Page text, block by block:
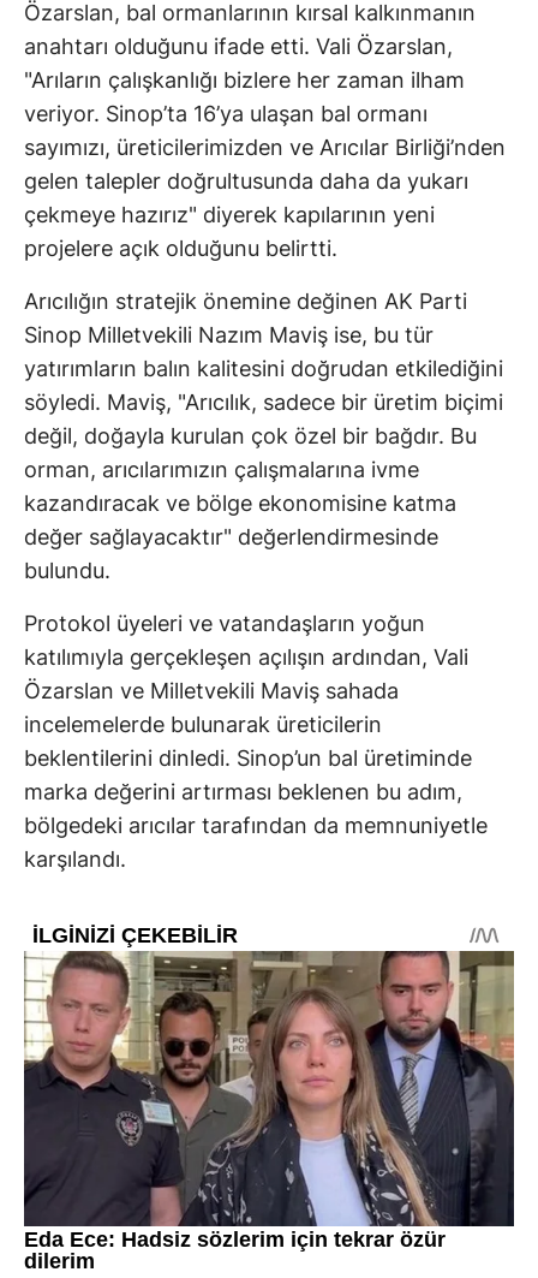
Özarslan, bal ormanlarının kırsal kalkınmanın
anahtarı olduğunu ifade etti. Vali Özarslan,
"Arıların çalışkanlığı bizlere her zaman ilham
veriyor. Sinop’ta 16’ya ulaşan bal ormanı
sayımızı, üreticilerimizden ve Arıcılar Birliği’nden
gelen talepler doğrultusunda daha da yukarı
çekmeye hazırız" diyerek kapılarının yeni
projelere açık olduğunu belirtti.
Arıcılığın stratejik önemine değinen AK Parti
Sinop Milletvekili Nazım Maviş ise, bu tür
yatırımların balın kalitesini doğrudan etkilediğini
söyledi. Maviş, "Arıcılık, sadece bir üretim biçimi
değil, doğayla kurulan çok özel bir bağdır. Bu
orman, arıcılarımızın çalışmalarına ivme
kazandıracak ve bölge ekonomisine katma
değer sağlayacaktır" değerlendirmesinde
bulundu.
Protokol üyeleri ve vatandaşların yoğun
katılımıyla gerçekleşen açılışın ardından, Vali
Özarslan ve Milletvekili Maviş sahada
incelemelerde bulunarak üreticilerin
beklentilerini dinledi. Sinop’un bal üretiminde
marka değerini artırması beklenen bu adım,
bölgedeki arıcılar tarafından da memnuniyetle
karşılandı.